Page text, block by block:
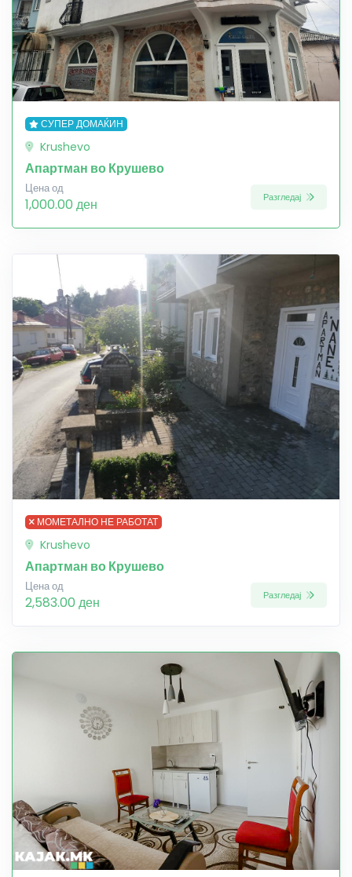
СУПЕР ДОМАЌИН
Krushevo
Апартман во Крушево
Цена од
1,000.00 ден Разгледај
МОМЕТАЛНО НЕ РАБОТАТ
Krushevo
Апартман во Крушево
Цена од
2,583.00 ден Разгледај